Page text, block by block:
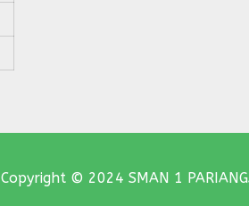
Copyright © 2024 SMAN 1